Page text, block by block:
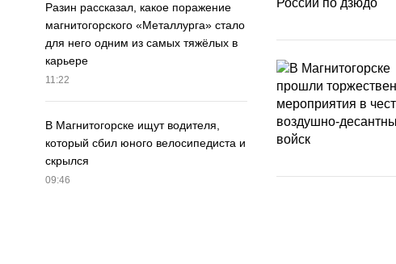
Разин рассказал, какое поражение
магнитогорского «Металлурга» стало
для него одним из самых тяжёлых в
карьере
11:22
В Магнитогорске ищут водителя,
который сбил юного велосипедиста и
скрылся
09:46